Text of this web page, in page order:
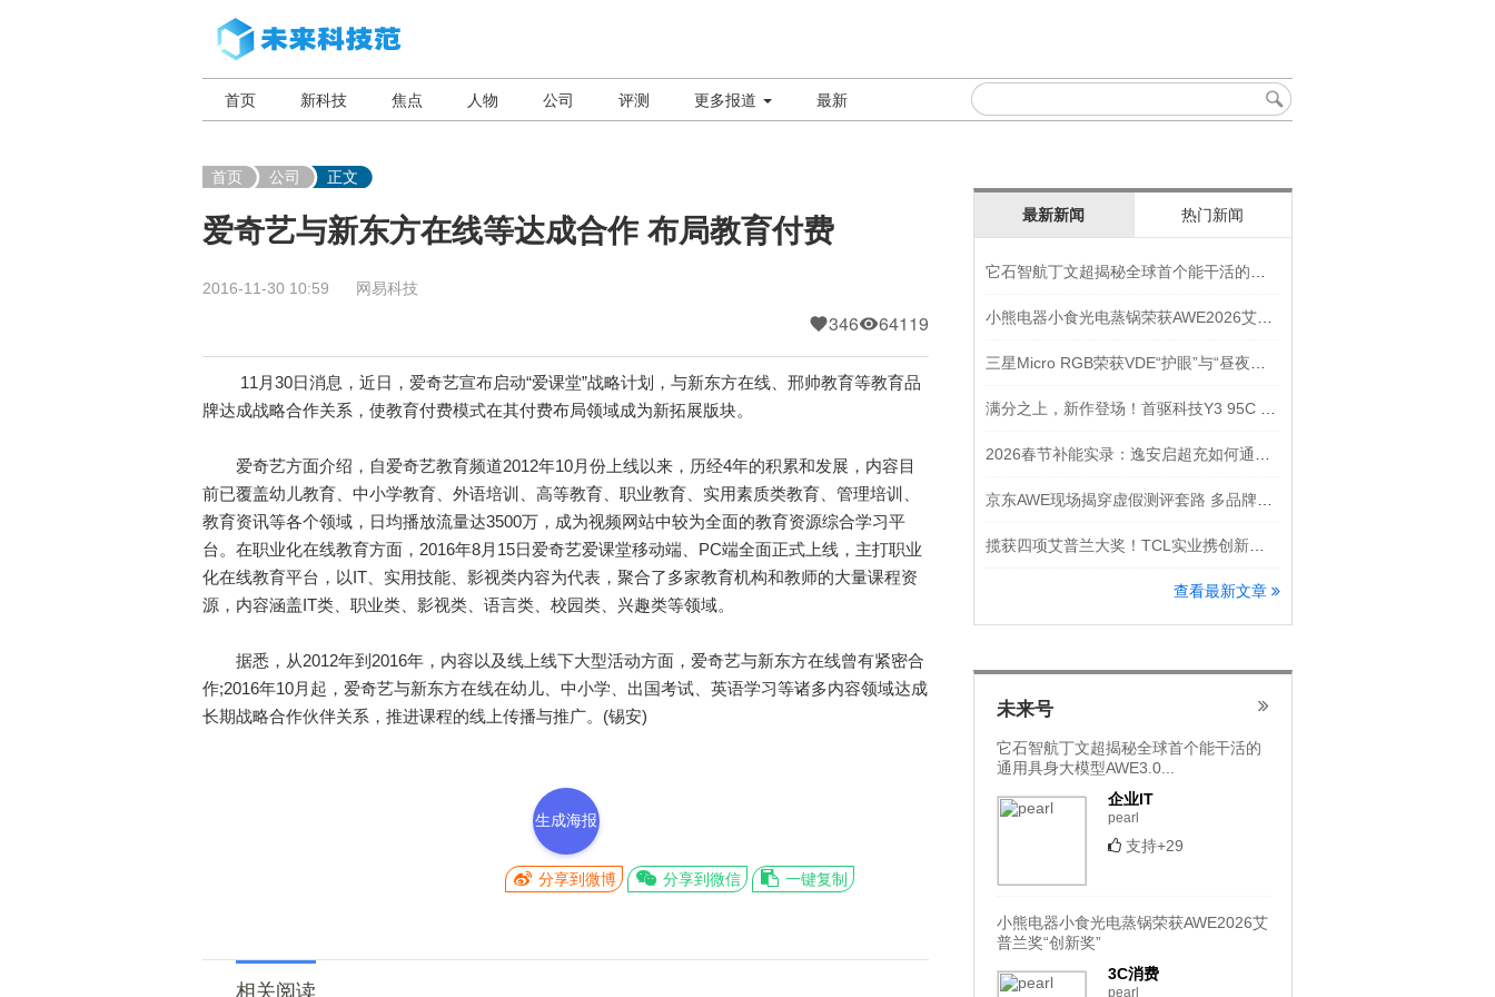
首页 新科技 焦点 人物 公司 评测 更多报道 最新
首页 公司 正文
爱奇艺与新东方在线等达成合作 布局教育付费
2016-11-30 10:59 网易科技
346 64119
11月30日消息，近日，爱奇艺宣布启动“爱课堂”战略计划，与新东方在线、邢帅教育等教育品
牌达成战略合作关系，使教育付费模式在其付费布局领域成为新拓展版块。
爱奇艺方面介绍，自爱奇艺教育频道2012年10月份上线以来，历经4年的积累和发展，内容目
前已覆盖幼儿教育、中小学教育、外语培训、高等教育、职业教育、实用素质类教育、管理培训、
教育资讯等各个领域，日均播放流量达3500万，成为视频网站中较为全面的教育资源综合学习平
台。在职业化在线教育方面，2016年8月15日爱奇艺爱课堂移动端、PC端全面正式上线，主打职业
化在线教育平台，以IT、实用技能、影视类内容为代表，聚合了多家教育机构和教师的大量课程资
源，内容涵盖IT类、职业类、影视类、语言类、校园类、兴趣类等领域。
据悉，从2012年到2016年，内容以及线上线下大型活动方面，爱奇艺与新东方在线曾有紧密合
作;2016年10月起，爱奇艺与新东方在线在幼儿、中小学、出国考试、英语学习等诸多内容领域达成
长期战略合作伙伴关系，推进课程的线上传播与推广。(锡安)
生成海报
分享到微博 分享到微信 一键复制
相关阅读
最新新闻 热门新闻
查看最新文章
未来号
它石智航丁文超揭秘全球首个能干活的
通用具身大模型AWE3.0...
企业IT
pearl
支持+29
小熊电器小食光电蒸锅荣获AWE2026艾
普兰奖“创新奖”
3C消费
pearl